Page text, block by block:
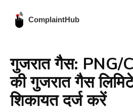
ComplaintHub
गुजरात गैस: PNG/
की गुजरात गैस
शिकायत दर्ज करें